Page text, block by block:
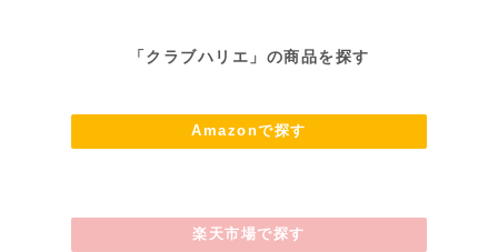
「クラブハリエ」の商品を探す
Amazonで探す
楽天市場で探す